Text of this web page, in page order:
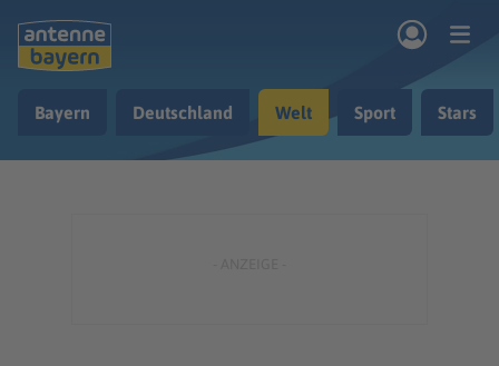
Nachrichten
Bayern Deutschland Welt Sport Stars